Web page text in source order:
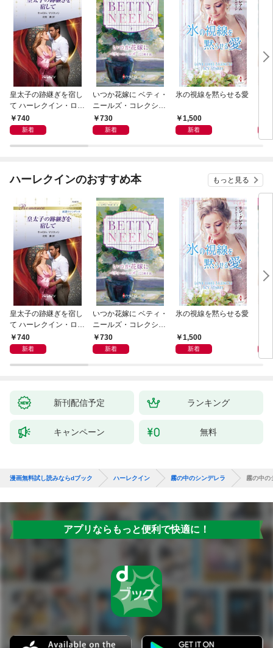
皇太子の跡継ぎを宿し
て ハーレクイン・ロマ
ンス～純潔のシンデレ
ラ～
740
新着
いつか花嫁に ベティ・
ニールズ・コレクショ
ン【ハーレクイン・マ
スターピース版】
730
新着
氷の視線を黙らせる愛
1,500
新着
ハーレクインのおすすめ本 もっと見る
皇太子の跡継ぎを宿し
て ハーレクイン・ロマ
ンス～純潔のシンデレ
ラ～
740
新着
いつか花嫁に ベティ・
ニールズ・コレクショ
ン【ハーレクイン・マ
スターピース版】
730
新着
氷の視線を黙らせる愛
1,500
新着
新刊配信予定 ランキング
キャンペーン 無料
漫画無料試し読みならdブック ハーレクイン 霧の中のシンデレラ 霧の中の
アプリならもっと便利で快適に！